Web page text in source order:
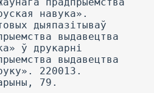
навука».
дыяпазітываў
выдавецтва
ў друкарні
выдавецтва
220013.
79.